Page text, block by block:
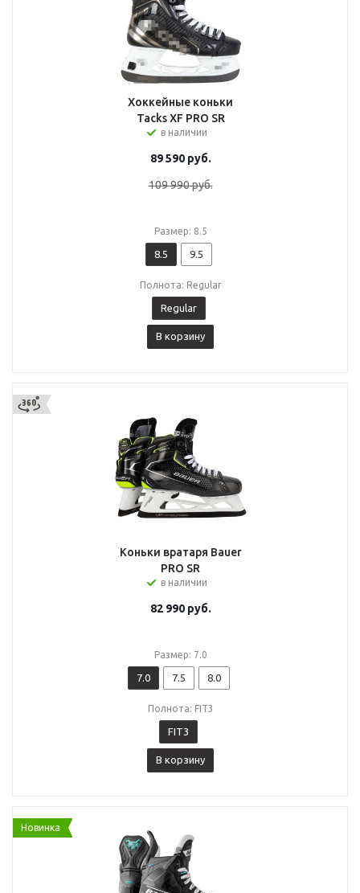
Хоккейные коньки
Tacks XF PRO SR
в наличии
89 590руб.
109 990руб.
Размер: 8.5
8.5 9.5
Полнота: Regular
Regular
В корзину
Коньки вратаря Bauer
PRO SR
в наличии
82 990руб.
Размер: 7.0
7.0 7.5 8.0
Полнота: FIT3
FIT3
В корзину
Новинка